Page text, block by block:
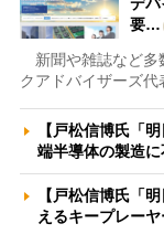
デバ
要…
新聞や雑誌など多
クアドバイザーズ
【戸松信博氏「
端半導体の製造
【戸松信博氏「
えるキープレー